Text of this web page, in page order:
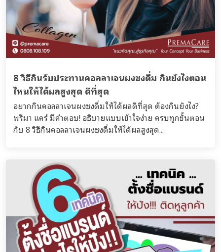
8 วิธีกินรับประทานคอลลาเจนผงชงดื่ม กินยังไงตอน
ไหนให้ได้ผลสูงสุด ดีที่สุด
อยากกินคอลลาเจนผงชงดื่มให้ได้ผลดีที่สุด ต้องกินยังไง?
พรีมา แคร์ มีคำตอบ! อธิบายแบบเข้าใจง่าย ครบทุกขั้นตอน
กับ 8 วิธีกินคอลลาเจนผงชงดื่มให้ได้ผลสูงสุด...